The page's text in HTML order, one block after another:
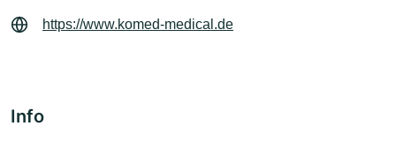
https://www.komed-medical.de
Info